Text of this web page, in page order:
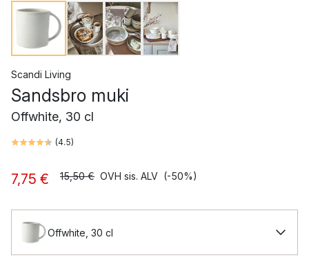
Scandi Living
Sandsbro muki
Offwhite, 30 cl
(4.5)
7,75 € 15,50 € OVH sis. ALV (-50%)
Offwhite, 30 cl